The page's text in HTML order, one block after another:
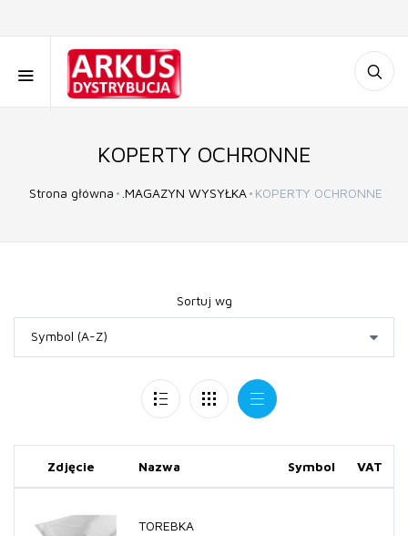
KOPERTY OCHRONNE
Strona główna .MAGAZYN WYSYŁKA KOPERTY OCHRONNE
Sortuj wg
Zdjęcie Nazwa Symbol VAT
TOREBKA